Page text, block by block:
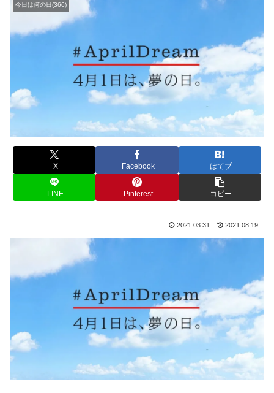
今日は何の日(366)
X Facebook はてブ
LINE Pinterest コピー
2021.03.31 2021.08.19